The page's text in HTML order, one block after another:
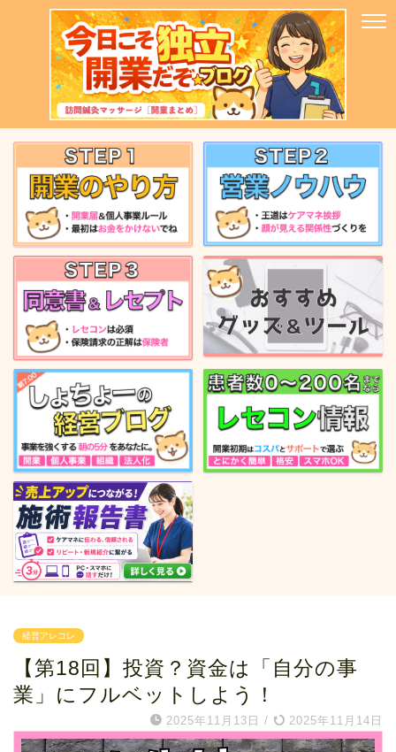
経営アレコレ
【第18回】投資？資金は「自分の事
業」にフルベットしよう！
2025年11月13日 / 2025年11月14日